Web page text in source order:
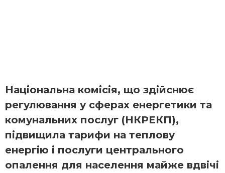
Національна комісія, що здійснює
регулювання у сферах енергетики та
комунальних послуг (НКРЕКП),
підвищила тарифи на теплову
енергію і послуги центрального
опалення для населення майже вдвічі